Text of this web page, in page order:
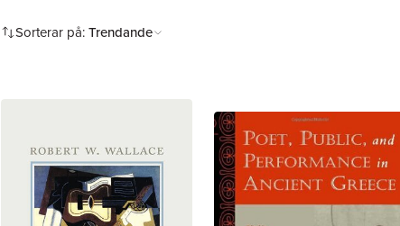
Sorterar på:Trendande